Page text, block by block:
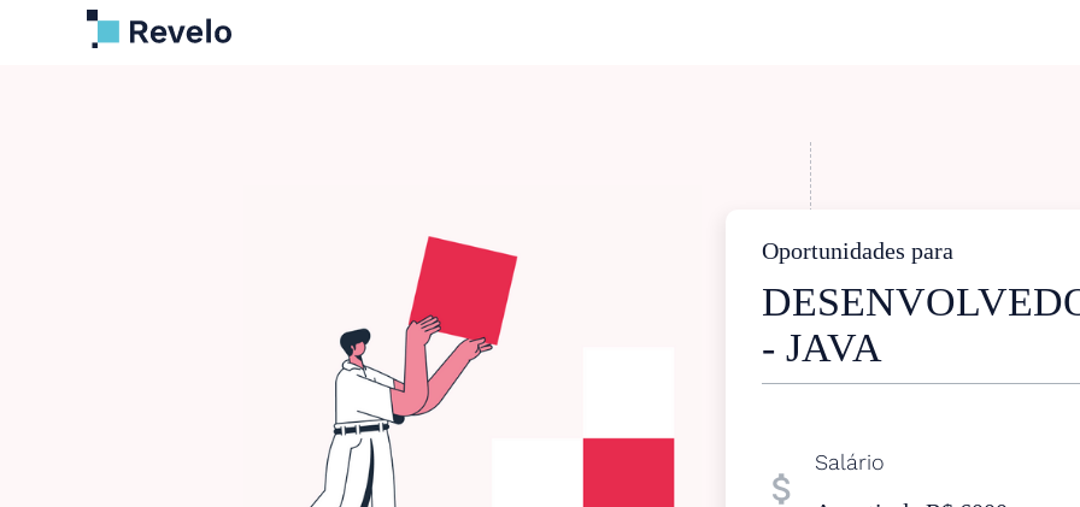
Oportunidades para
- JAVA
attach_money
Salário